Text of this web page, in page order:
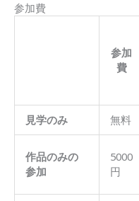
参加費
参加
費
見学のみ 無料
作品のみの
参加
5000
円